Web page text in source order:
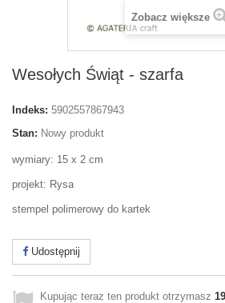
Zobacz większe
Wesołych Świąt - szarfa
Indeks: 5902557867943
Stan: Nowy produkt
wymiary: 15 x 2 cm
projekt: Rysa
stempel polimerowy do kartek
Udostępnij
Kupując teraz ten produkt otrzymasz 19